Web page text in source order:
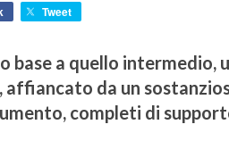
Tweet
base a quello
affiancato da un
completi di